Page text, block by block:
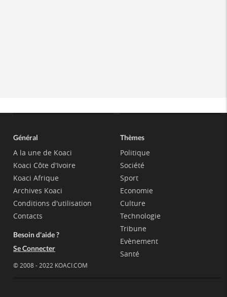
Général
A la une de Koaci
Koaci Côte d'Ivoire
Koaci Afrique
Archives Koaci
Conditions d'utilisation
Contacts
Besoin d'aide ?
Se Connecter
© 2008 - 2022 KOACI.COM
Thèmes
Politique
Société
Sport
Economie
Culture
Technologie
Tribune
Evènement
Santé